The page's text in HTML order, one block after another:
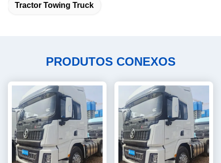
Tractor Towing Truck
PRODUTOS CONEXOS